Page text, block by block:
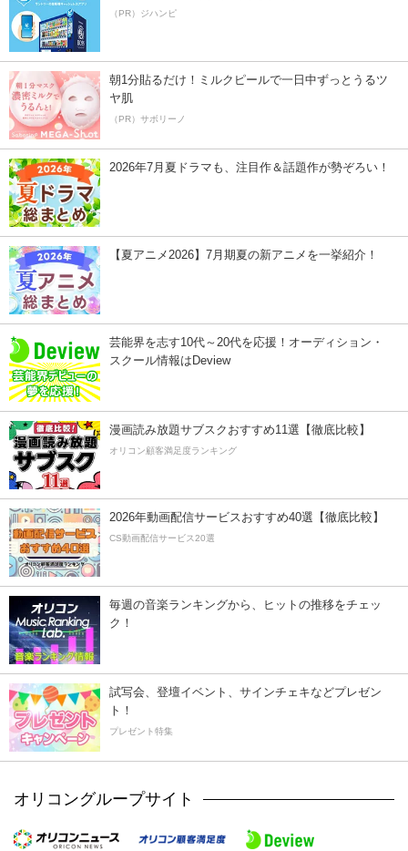
（PR）ジハンピ
朝1分貼るだけ！ミルクピールで一日中ずっとうるツ
ヤ肌
（PR）サボリーノ
2026年7月夏ドラマも、注目作＆話題作が勢ぞろい！
【夏アニメ2026】7月期夏の新アニメを一挙紹介！
芸能界を志す10代～20代を応援！オーディション・
スクール情報はDeview
漫画読み放題サブスクおすすめ11選【徹底比較】
オリコン顧客満足度ランキング
2026年動画配信サービスおすすめ40選【徹底比較】
CS動画配信サービス20選
毎週の音楽ランキングから、ヒットの推移をチェッ
ク！
試写会、登壇イベント、サインチェキなどプレゼン
ト！
プレゼント特集
オリコングループサイト